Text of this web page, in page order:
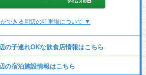
できる周辺の駐車場について ▼
の子連れOKな飲食店情報はこちら
の宿泊施設情報はこちら